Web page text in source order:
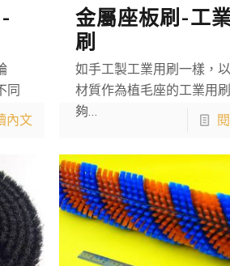
同
內文
金屬座板刷-工
刷
如手工製工業用刷一樣，
材質作為植毛座的工業用
夠…